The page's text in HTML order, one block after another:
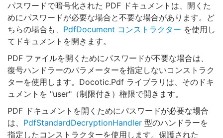
パスワードで暗号化された PDF ドキュメントは、開くた
めにパスワードが必要な場合と不要な場合があります。ど
ちらの場合も、 PdfDocument コンストラクター を使用し
てドキュメントを開きます。
PDF ファイルを開くためにパスワードが不要な場合は、
復号ハンドラーのパラメーターを指定しないコンストラク
ターを使用します。Docotic.Pdf ライブラリは、そのドキ
ュメントを "user"（制限付き）権限で開きます。
PDF ドキュメントを開くためにパスワードが必要な場合
は、 PdfStandardDecryptionHandler 型のハンドラーを
指定したコンストラクターを使用します。保護された